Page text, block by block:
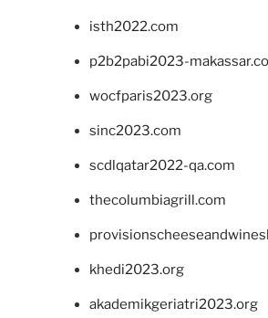
isth2022.com
p2b2pabi2023-
wocfparis2023.org
sinc2023.com
scdlqatar2022-qa.com
thecolumbiagrill.com
khedi2023.org
akademikgeriatri2023.org